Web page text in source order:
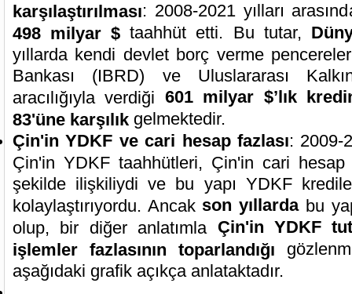
karşılaştırılması: 2008-2021 yılları
498 milyar $ taahhüt etti. Bu tutar,
yıllarda kendi devlet borç verme
Bankası (IBRD) ve Uluslararası
aracılığıyla verdiği 601 milyar $’lık
83'üne karşılık gelmektedir.
Çin'in YDKF ve cari hesap fazlası: 2009-
Çin'in YDKF taahhütleri, Çin'in cari
şekilde ilişkiliydi ve bu yapı YDKF
kolaylaştırıyordu. Ancak son yıllardabu
olup, bir diğer anlatımla Çin'in YDKF
işlemler fazlasının toparlandığı
aşağıdaki grafik açıkça anlataktadır.